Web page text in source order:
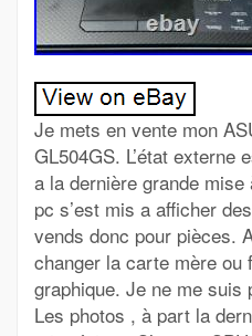
Je mets en vente mon
GL504GS. L’état externe
a la dernière grande
pc s’est mis a afficher
vends donc pour pièces.
changer la carte mère ou
graphique. Je ne me suis
Les photos , à part la